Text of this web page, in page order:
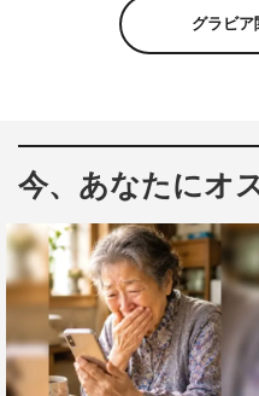
グラビア
今、あなたにオ